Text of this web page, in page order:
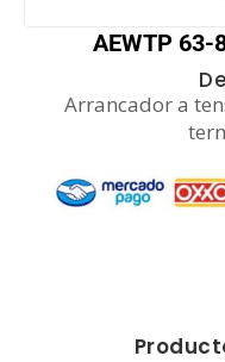
AEWTP
Arrancador a